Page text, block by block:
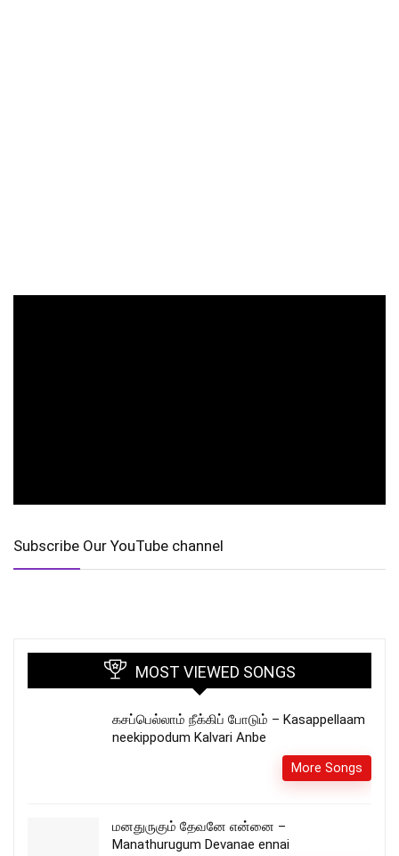
Subscribe Our YouTube channel
MOST VIEWED SONGS
கசப்பெல்லாம் நீக்கிப் போடும் – Kasappellaam
neekippodum Kalvari Anbe
More Songs
மனதுருகும் தேவனே என்னை –
Manathurugum Devanae ennai